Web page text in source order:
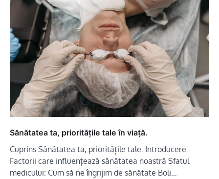
Sănătatea ta, prioritățile tale în viață.
Cuprins Sănătatea ta, prioritățile tale: Introducere
Factorii care influențează sănătatea noastră Sfatul
medicului: Cum să ne îngrijim de sănătate Boli…